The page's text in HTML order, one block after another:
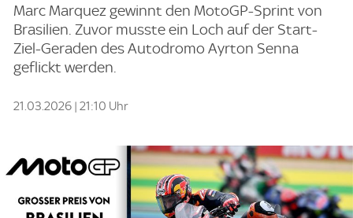
Marc Marquez gewinnt den MotoGP-Sprint von
Brasilien. Zuvor musste ein Loch auf der Start-
Ziel-Geraden des Autodromo Ayrton Senna
geflickt werden.
21.03.2026 | 21:10 Uhr